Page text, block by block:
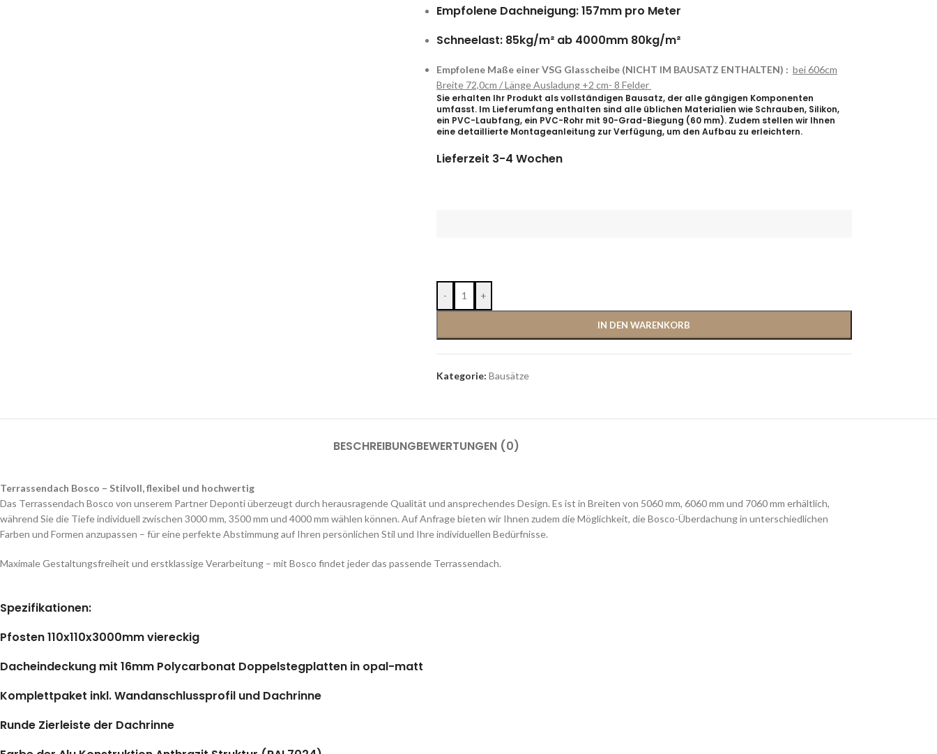
Empfolene Dachneigung: 157mm pro Meter
Schneelast: 85kg/m² ab 4000mm 80kg/m²
Empfolene Maße einer VSG Glasscheibe (NICHT IM BAUSATZ ENTHALTEN) : bei 606cm
Breite 72,0cm / Länge Ausladung +2 cm- 8 Felder
Sie erhalten Ihr Produkt als vollständigen Bausatz, der alle gängigen Komponenten
umfasst. Im Lieferumfang enthalten sind alle üblichen Materialien wie Schrauben, Silikon,
ein PVC-Laubfang, ein PVC-Rohr mit 90-Grad-Biegung (60 mm). Zudem stellen wir Ihnen
eine detaillierte Montageanleitung zur Verfügung, um den Aufbau zu erleichtern.
Lieferzeit 3-4 Wochen
- +
IN DEN WARENKORB
Kategorie: Bausätze
BESCHREIBUNGBEWERTUNGEN (0)
Terrassendach Bosco – Stilvoll, flexibel und hochwertig
Das Terrassendach Bosco von unserem Partner Deponti überzeugt durch herausragende Qualität und ansprechendes Design. Es ist in Breiten von 5060 mm, 6060 mm und 7060 mm erhältlich,
während Sie die Tiefe individuell zwischen 3000 mm, 3500 mm und 4000 mm wählen können. Auf Anfrage bieten wir Ihnen zudem die Möglichkeit, die Bosco-Überdachung in unterschiedlichen
Farben und Formen anzupassen – für eine perfekte Abstimmung auf Ihren persönlichen Stil und Ihre individuellen Bedürfnisse.
Maximale Gestaltungsfreiheit und erstklassige Verarbeitung – mit Bosco findet jeder das passende Terrassendach.
Spezifikationen:
Pfosten 110x110x3000mm viereckig
Dacheindeckung mit 16mm Polycarbonat Doppelstegplatten in opal-matt
Komplettpaket inkl. Wandanschlussprofil und Dachrinne
Runde Zierleiste der Dachrinne